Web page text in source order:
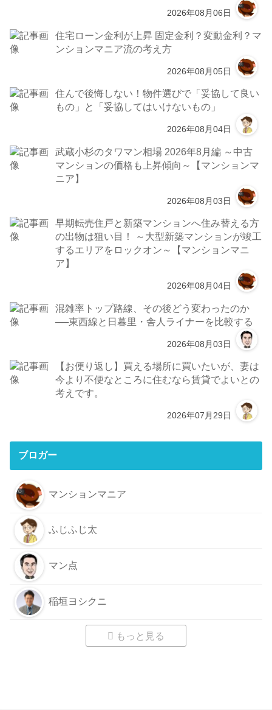
2026年08月06日
住宅ローン金利が上昇 固定金利？変動金利？マ
ンションマニア流の考え方
2026年08月05日
住んで後悔しない！物件選びで「妥協して良い
もの」と「妥協してはいけないもの」
2026年08月04日
武蔵小杉のタワマン相場 2026年8月編 ～中古
マンションの価格も上昇傾向～【マンションマ
ニア】
2026年08月03日
早期転売住戸と新築マンションへ住み替える方
の出物は狙い目！ ～大型新築マンションが竣工
するエリアをロックオン～【マンションマニ
ア】
2026年08月04日
混雑率トップ路線、その後どう変わったのか
──東西線と日暮里・舎人ライナーを比較する
2026年08月03日
【お便り返し】買える場所に買いたいが、妻は
今より不便なところに住むなら賃貸でよいとの
考えです。
2026年07月29日
ブロガー
マンションマニア
ふじふじ太
マン点
稲垣ヨシクニ
もっと見る